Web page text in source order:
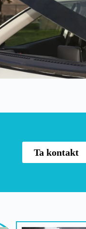
Ta kontakt